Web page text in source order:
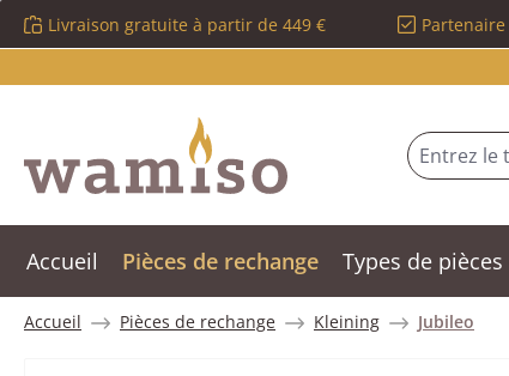
au contenu principal
Passer à la recherche
Passer à la navigation principale
Livraison gratuite à partir de 449 €
Accueil Pièces de rechange Types de
Accueil Pièces de rechange Kleining Jubileo